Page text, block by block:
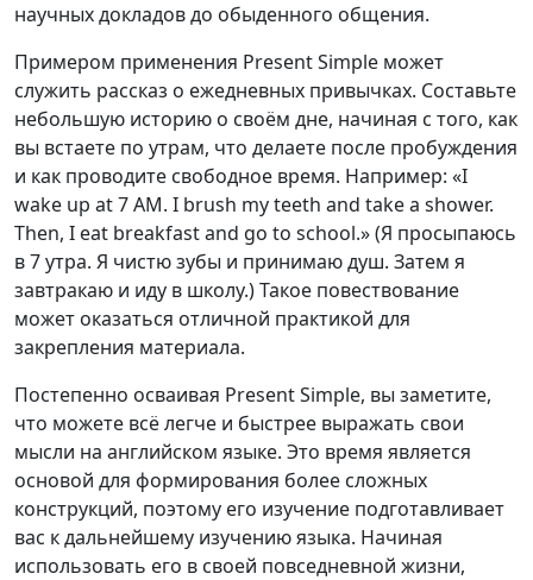
научных докладов до обыденного общения.
Примером применения Present Simple может
служить рассказ о ежедневных привычках. Составьте
небольшую историю о своём дне, начиная с того, как
вы встаете по утрам, что делаете после пробуждения
и как проводите свободное время. Например: «I
wake up at 7 AM. I brush my teeth and take a shower.
Then, I eat breakfast and go to school.» (Я просыпаюсь
в 7 утра. Я чистю зубы и принимаю душ. Затем я
завтракаю и иду в школу.) Такое повествование
может оказаться отличной практикой для
закрепления материала.
Постепенно осваивая Present Simple, вы заметите,
что можете всё легче и быстрее выражать свои
мысли на английском языке. Это время является
основой для формирования более сложных
конструкций, поэтому его изучение подготавливает
вас к дальнейшему изучению языка. Начиная
использовать его в своей повседневной жизни,